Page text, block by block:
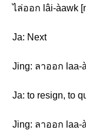
ไล่ออก lâi-àawk
Ja: Next
Jing: ลาออก laa-
Ja: to resign, to
Jing: ลาออก laa-